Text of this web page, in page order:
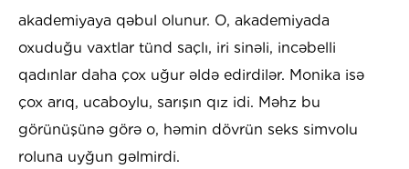
akademiyaya qəbul olunur. O, akademiyada
oxuduğu vaxtlar tünd saçlı, iri sinəli, incəbelli
qadınlar daha çox uğur əldə edirdilər. Monika isə
çox arıq, ucaboylu, sarışın qız idi. Məhz bu
görünüşünə görə o, həmin dövrün seks simvolu
roluna uyğun gəlmirdi.